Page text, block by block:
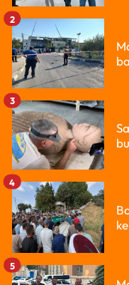
2
3
4
5